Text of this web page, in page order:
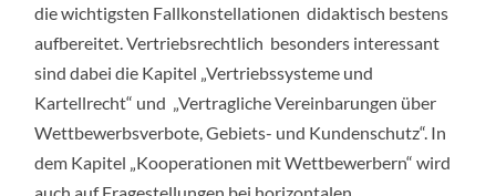
die wichtigsten Fallkonstellationen didaktisch bestens
aufbereitet. Vertriebsrechtlich besonders interessant
sind dabei die Kapitel „Vertriebssysteme und
Kartellrecht“ und „Vertragliche Vereinbarungen über
Wettbewerbsverbote, Gebiets- und Kundenschutz“. In
dem Kapitel „Kooperationen mit Wettbewerbern“ wird
auch auf Fragestellungen bei horizontalen